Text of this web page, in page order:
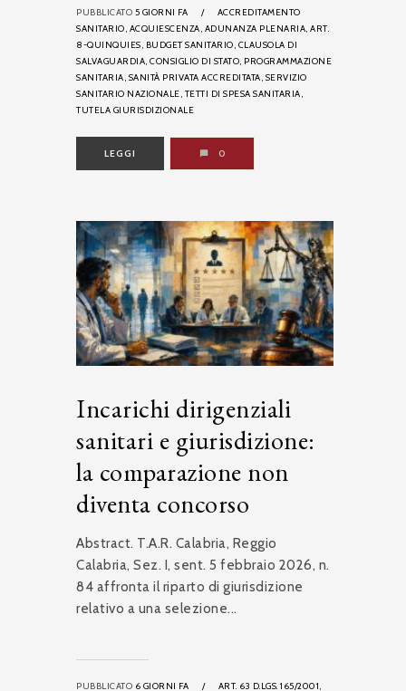
PUBBLICATO 5 GIORNI FA /
ACCREDITAMENTO
SANITARIO, ACQUIESCENZA, ADUNANZA PLENARIA, ART.
8-QUINQUIES, BUDGET SANITARIO, CLAUSOLA DI
SALVAGUARDIA, CONSIGLIO DI STATO, PROGRAMMAZIONE
SANITARIA, SANITÀ PRIVATA ACCREDITATA, SERVIZIO
SANITARIO NAZIONALE, TETTI DI SPESA SANITARIA,
TUTELA GIURISDIZIONALE
LEGGI 0
Incarichi dirigenziali
sanitari e giurisdizione:
la comparazione non
diventa concorso
Abstract. T.A.R. Calabria, Reggio
Calabria, Sez. I, sent. 5 febbraio 2026, n.
84 affronta il riparto di giurisdizione
relativo a una selezione...
PUBBLICATO 6 GIORNI FA /
ART. 63 D.LGS. 165/2001,